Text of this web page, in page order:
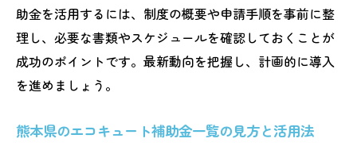
エコキュート補助金熊本での申請要件と注
意点を整理
熊本県補助金一覧からエコキュート対象を
探す方法
に注目
助金を活用するには、制度の概要や申請手順を事前に整
理し、必要な書類やスケジュールを確認しておくことが
成功のポイントです。最新動向を把握し、計画的に導入
を進めましょう。
熊本県のエコキュート補助金一覧の見方と活用法